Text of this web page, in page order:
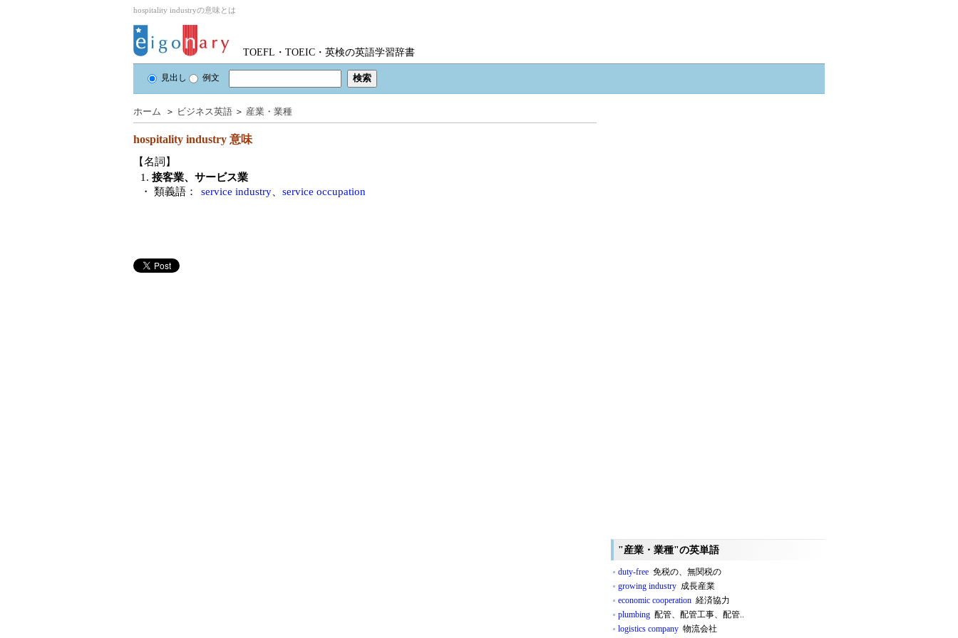
hospitality industryの意味とは
TOEFL・TOEIC・英検の英語学習辞書
見出し 例文
ホーム ＞ ビジネス英語 ＞ 産業・業種
hospitality industry 意味
【名詞】
1. 接客業、サービス業
・ 類義語：
service industry service occupation
"産業・業種"の英単語
duty-free 免税の、無関税の
growing industry 成長産業
economic cooperation 経済協力
plumbing 配管、配管工事、配管..
logistics company 物流会社